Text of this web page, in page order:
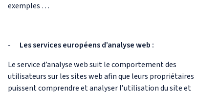
exemples …
- Les services européens d’analyse web :
Le service d’analyse web suit le comportement des
utilisateurs sur les sites web afin que leurs propriétaires
puissent comprendre et analyser l’utilisation du site et